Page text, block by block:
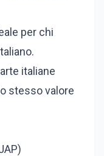
per chi
italiane
stesso valore